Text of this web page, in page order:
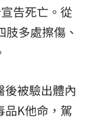
告死亡。從
多處擦傷、
被驗出體內
品K他命，駕